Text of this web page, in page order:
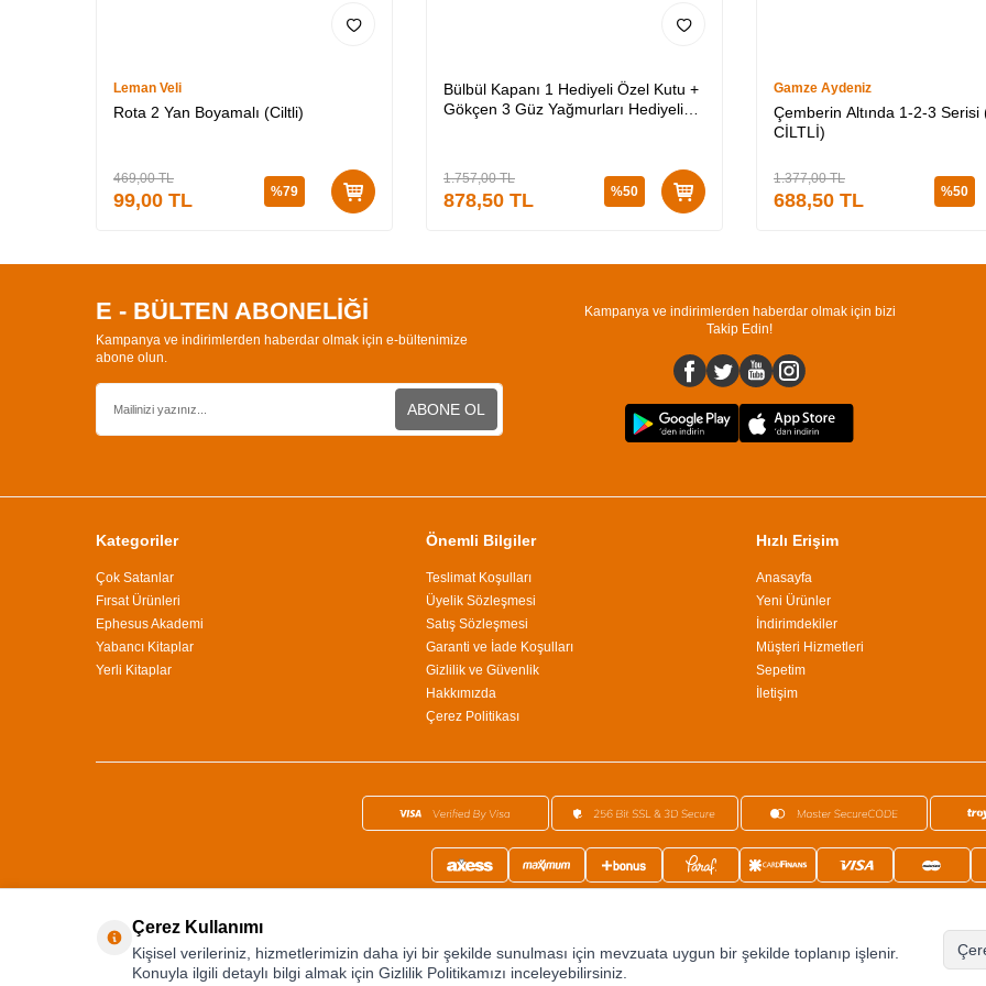
Leman Veli
Rota 2 Yan Boyamalı (Ciltli)
469,00TL
99,00 TL %79
Bülbül Kapanı 1 Hediyeli Özel Kutu +
Gökçen 3 Güz Yağmurları Hediyeli
1.757,00TL
878,50 TL %50
Gamze Aydeniz
Çemberin Altında 1-2-3 Serisi
CİLTLİ)
1.377,00TL
688,50 TL %50
E - BÜLTEN ABONELİĞİ
Kampanya ve indirimlerden haberdar olmak için e-bültenimize
abone olun.
ABONE OL
Kampanya ve indirimlerden haberdar olmak için bizi
Takip Edin!
Kategoriler
Çok Satanlar
Fırsat Ürünleri
Ephesus Akademi
Yabancı Kitaplar
Yerli Kitaplar
Önemli Bilgiler
Teslimat Koşulları
Üyelik Sözleşmesi
Satış Sözleşmesi
Garanti ve İade Koşulları
Gizlilik ve Güvenlik
Hakkımızda
Çerez Politikası
Hızlı Erişim
Anasayfa
Yeni Ürünler
İndirimdekiler
Müşteri Hizmetleri
Sepetim
İletişim
Çerez Kullanımı
Kişisel verileriniz, hizmetlerimizin daha iyi bir şekilde sunulması için mevzuata uygun bir şekilde toplanıp işlenir.
Konuyla ilgili detaylı bilgi almak için Gizlilik Politikamızı inceleyebilirsiniz.